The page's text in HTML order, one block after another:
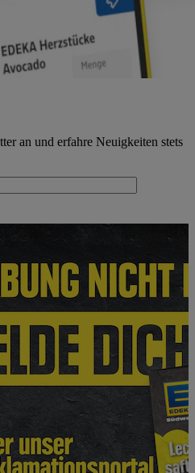
an und erfahre Neuigkeiten stets